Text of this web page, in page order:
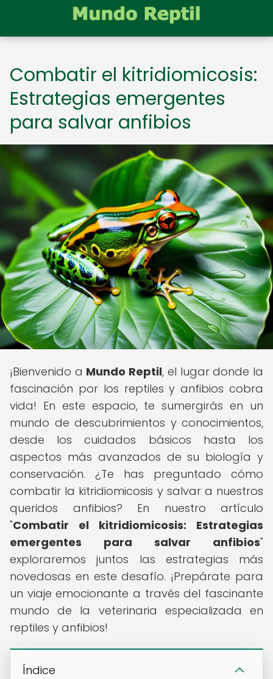
Combatir el kitridiomicosis:
Estrategias emergentes
para salvar anfibios
¡Bienvenido a Mundo Reptil, el lugar donde la
fascinación por los reptiles y anfibios cobra
vida! En este espacio, te sumergirás en un
mundo de descubrimientos y conocimientos,
desde los cuidados básicos hasta los
aspectos más avanzados de su biología y
conservación. ¿Te has preguntado cómo
combatir la kitridiomicosis y salvar a nuestros
queridos anfibios? En nuestro artículo
"Combatir el kitridiomicosis: Estrategias
emergentes para salvar anfibios"
exploraremos juntos las estrategias más
novedosas en este desafío. ¡Prepárate para
un viaje emocionante a través del fascinante
mundo de la veterinaria especializada en
reptiles y anfibios!
Índice